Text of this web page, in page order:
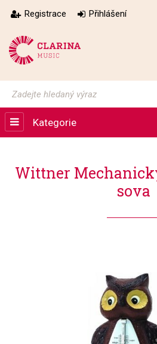
Registrace Přihlášení
Kategorie
Wittner
sova